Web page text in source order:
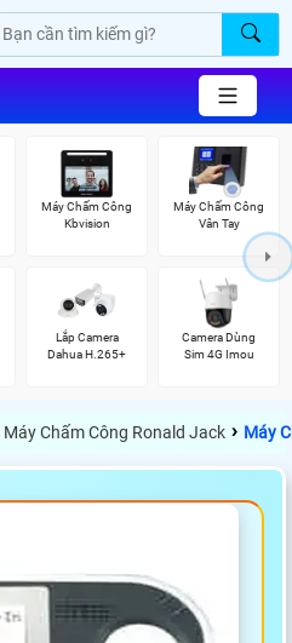
Máy Chấm Công
Kbvision
Máy Chấm Công
Vân Tay
Lắp Camera
Dahua H.265+
Camera Dùng
Sim 4G Imou
Máy Chấm Công Ronald Jack › Máy